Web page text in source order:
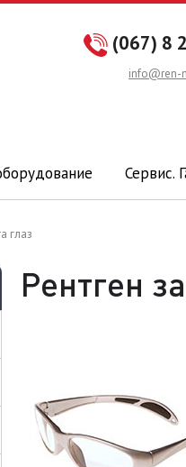
(067) 8
info@ren-
Сервис.
глаз
Рентген